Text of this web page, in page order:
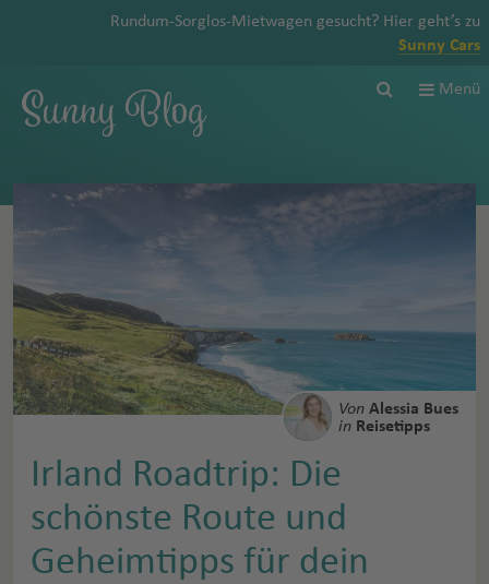
Rundum-Sorglos-Mietwagen gesucht? Hier geht’s zu
Sunny Cars
Sunny Blog Menü
Von Alessia Bues
in Reisetipps
Irland Roadtrip: Die
schönste Route und
Geheimtipps für dein